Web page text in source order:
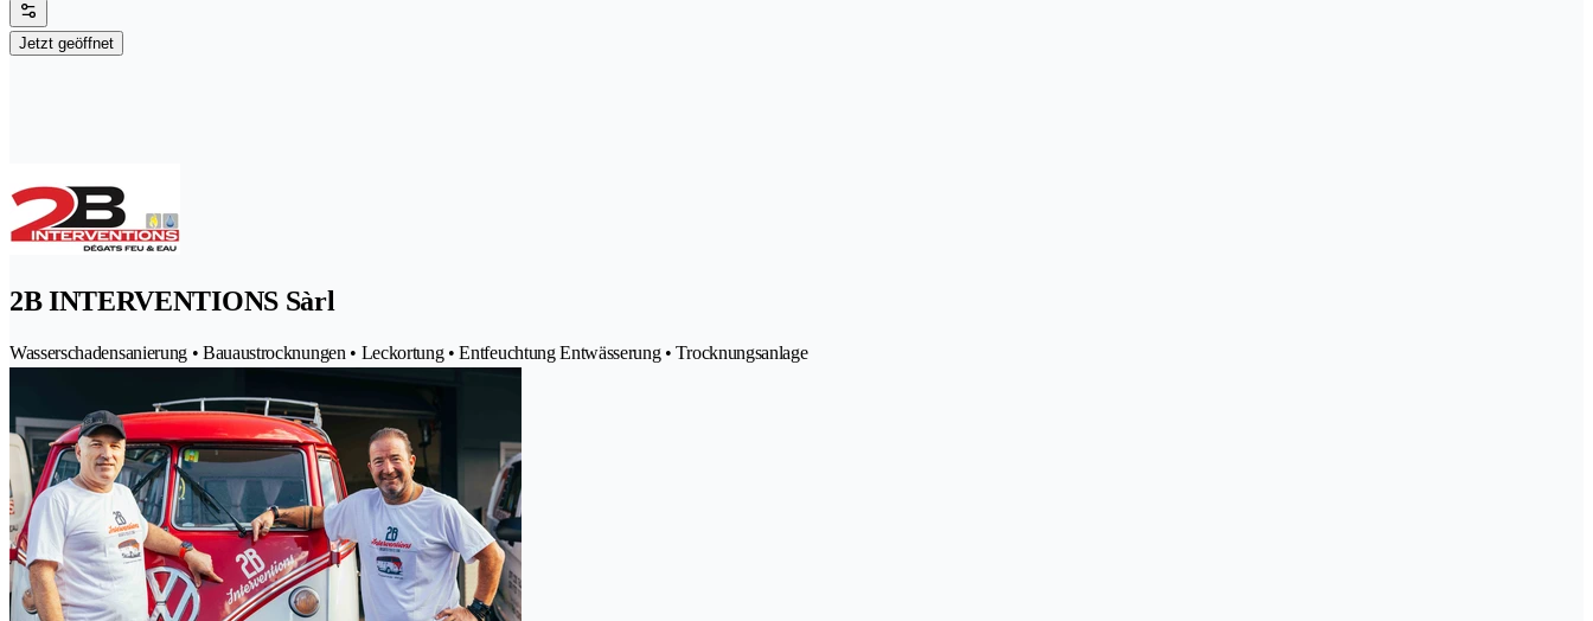
Jetzt geöffnet
2B INTERVENTIONS Sàrl
Wasserschadensanierung • Bauaustrocknungen • Leckortung • Entfeuchtung Entwässerung • Trocknungsanlage